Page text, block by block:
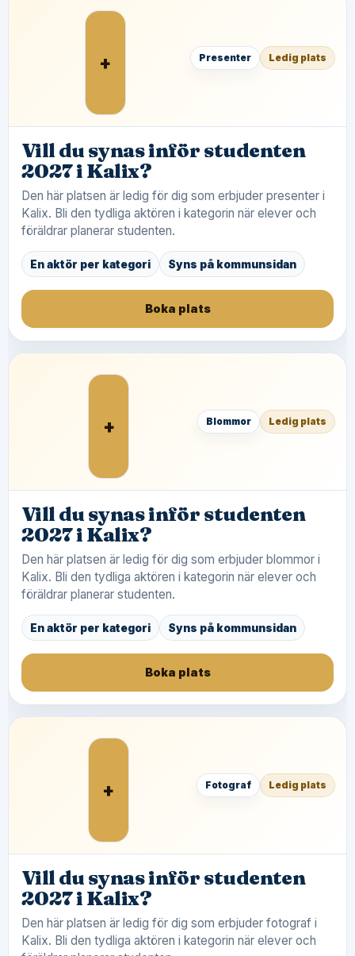
+ Presenter Ledig plats
Vill du synas inför studenten
2027 i Kalix?
Den här platsen är ledig för dig som erbjuder presenter i
Kalix. Bli den tydliga aktören i kategorin när elever och
föräldrar planerar studenten.
En aktör per kategori Syns på kommunsidan
Boka plats
+ Blommor Ledig plats
Vill du synas inför studenten
2027 i Kalix?
Den här platsen är ledig för dig som erbjuder blommor i
Kalix. Bli den tydliga aktören i kategorin när elever och
föräldrar planerar studenten.
En aktör per kategori Syns på kommunsidan
Boka plats
+ Fotograf Ledig plats
Vill du synas inför studenten
2027 i Kalix?
Den här platsen är ledig för dig som erbjuder fotograf i
Kalix. Bli den tydliga aktören i kategorin när elever och